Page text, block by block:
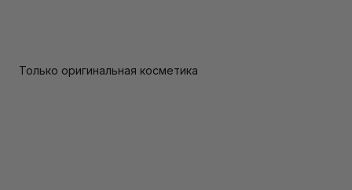
Только оригинальная косметика